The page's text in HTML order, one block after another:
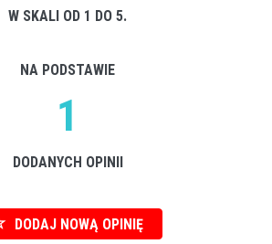
W SKALI OD 1 DO 5.
NA PODSTAWIE
1
DODANYCH OPINII
DODAJ NOWĄ OPINIĘ